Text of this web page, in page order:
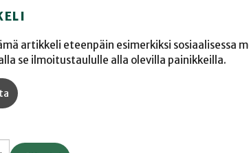
artikkeli eteenpäin esimerkiksi sosiaalisessa
se ilmoitustaululle alla olevilla painikkeilla.